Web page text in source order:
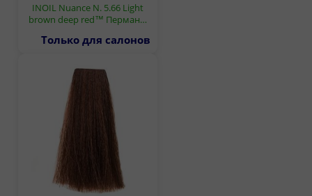
INOIL Nuance N. 5.66 Light
brown deep red™ Перман…
Только для салонов